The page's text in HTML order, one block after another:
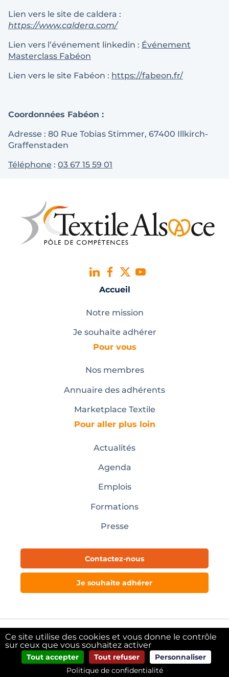
Lien vers le site de caldera :
https://www.caldera.com/
Lien vers l’événement linkedin : Événement
Masterclass Fabéon
Lien vers le site Fabéon : https://fabeon.fr/
Coordonnées Fabéon :
Adresse : 80 Rue Tobias Stimmer, 67400 Illkirch-
Graffenstaden
Téléphone : 03 67 15 59 01
Accueil
Notre mission
Je souhaite adhérer
Pour vous
Nos membres
Annuaire des adhérents
Marketplace Textile
Pour aller plus loin
Actualités
Agenda
Emplois
Formations
Presse
Contactez-nous
Je souhaite adhérer
Mentions légales
@copyright Pôle Textile Alsace – 2024
Ce site utilise des cookies et vous donne le contrôle
sur ceux que vous souhaitez activer
Tout accepter Tout refuser
Personnaliser
Politique de confidentialité